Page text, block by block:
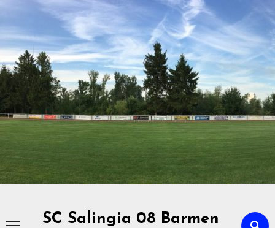
Zu
Inhalten
springen
SC Salingia 08 Barmen